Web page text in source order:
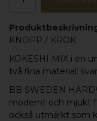
KNOPP / KROK
KOKESHI MIX i en
två fina material:
BB SWEDEN
modernt och mjukt
också utmärkt som